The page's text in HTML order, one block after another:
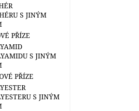
S JINÝM
PŘÍZE
S JINÝM
PŘÍZE
S JINÝM